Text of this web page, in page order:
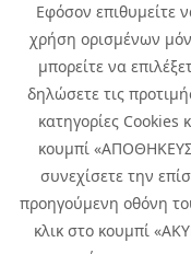
Εφόσον επιθυμείτε
χρήση ορισμένων
μπορείτε να
δηλώσετε τις
κατηγορίες Cookies
κουμπί
συνεχίσετε την
προηγούμενη οθόνη
κλικ στο κουμπί
Copyright © 2026